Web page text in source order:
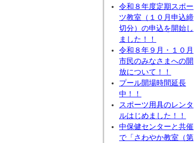
令和８年度定期スポー
ツ教室（１０月申込締
切分）の申込を開始し
ました！！
令和８年９月・１０月
市民のみなさまへの開
放について！！
プール開場時間延長
中！！
スポーツ用具のレンタ
ルはじめました！！
中保健センターと共催
で「さわやか教室（第